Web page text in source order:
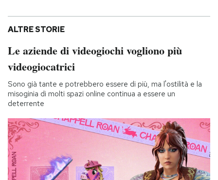
ALTRE STORIE
Le aziende di videogiochi vogliono più
videogiocatrici
Sono già tante e potrebbero essere di più, ma l'ostilità e la
misoginia di molti spazi online continua a essere un
deterrente